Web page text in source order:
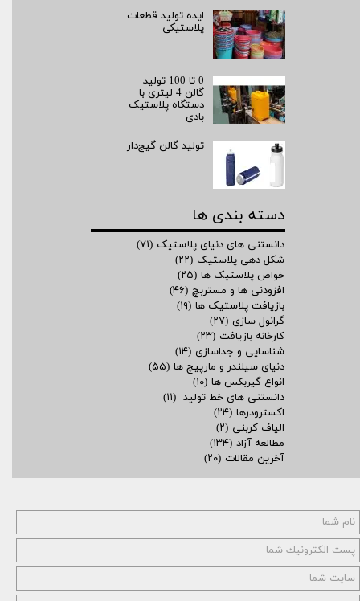
ایده تولید قطعات
پلاستیکی
0 تا 100 تولید
گالن 4 لیتری با
دستگاه پلاستیک
بادی
تولید گالن گیج‌دار
دسته بندی ها
دانستنی های دنیای پلاستیک (۷۱)
شکل دهی پلاستیک (۲۲)
خواص پلاستیک ها (۲۵)
افزودنی ها و مستربچ (۴۶)
بازیافت پلاستیک ها (۱۹)
گرانول سازی (۲۷)
کارخانه بازیافت (۲۳)
شناسایی و جداسازی (۱۴)
دنیای سیلندر و مارپیچ ها (۵۵)
انواع گیربکس ها (۱۰)
دانستنی های خط تولید (۱۱)
اکسترودرها (۲۴)
الیاف کربنی (۲)
مطالعه آزاد (۱۳۴)
آخرین مقالات (۲۰)